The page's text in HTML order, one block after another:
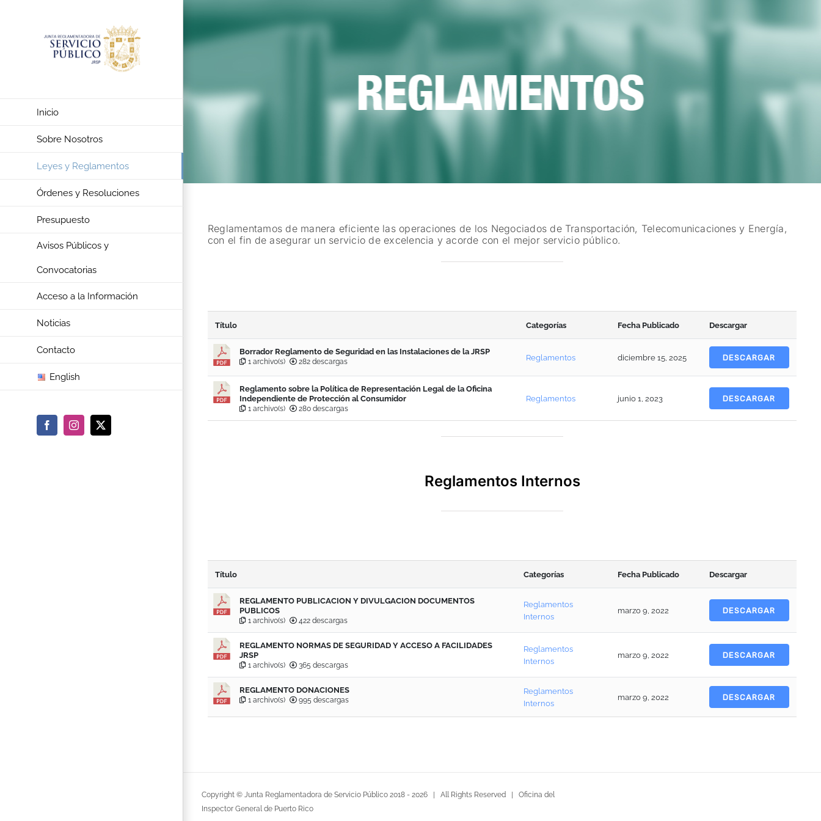
Inicio
Sobre Nosotros
Leyes y Reglamentos
Órdenes y Resoluciones
Presupuesto
Avisos Públicos y
Convocatorias
Acceso a la Información
Noticias
Contacto
English
FacebookInstagram
X
Reglamentamos de manera eficiente las operaciones de los Negociados de Transportación, Telecomunicaciones y Energía,
con el fin de asegurar un servicio de excelencia y acorde con el mejor servicio público.
Título Categorías Fecha Publicado Descargar
Borrador Reglamento de Seguridad en las Instalaciones de la JRSP
1 archivo(s) 282 descargas Reglamentos diciembre 15, 2025 DESCARGAR
Reglamento sobre la Política de Representación Legal de la Oficina
Independiente de Protección al Consumidor
1 archivo(s) 280 descargas
Reglamentos junio 1, 2023 DESCARGAR
Reglamentos Internos
Título Categorías Fecha Publicado Descargar
REGLAMENTO PUBLICACION Y DIVULGACION DOCUMENTOS
PUBLICOS
1 archivo(s) 422 descargas
Reglamentos
Internos
marzo 9, 2022 DESCARGAR
REGLAMENTO NORMAS DE SEGURIDAD Y ACCESO A FACILIDADES
JRSP
1 archivo(s) 365 descargas
Reglamentos
Internos
marzo 9, 2022 DESCARGAR
REGLAMENTO DONACIONES
1 archivo(s) 995 descargas
Reglamentos
Internos
marzo 9, 2022 DESCARGAR
Copyright © Junta Reglamentadora de Servicio Público 2018 - 2026 | All Rights Reserved | Oficina del
Inspector General de Puerto Rico